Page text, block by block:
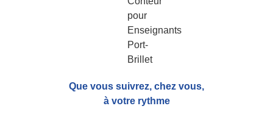
Que vous suivrez, chez vous,
à votre rythme